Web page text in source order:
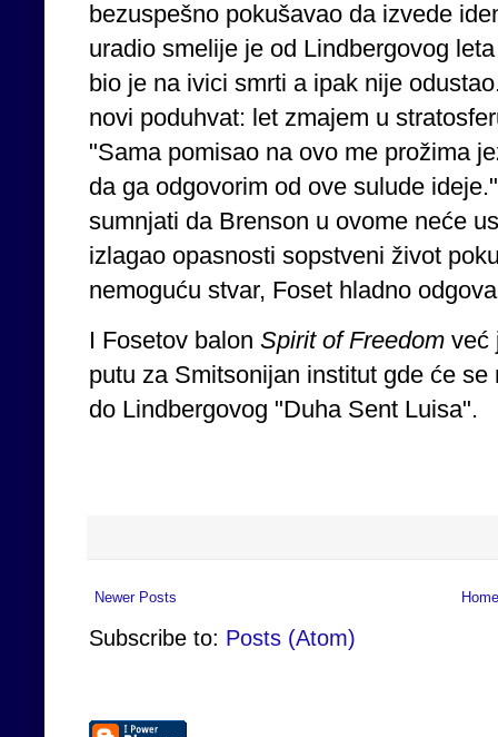
bezuspešno pokušavao da izvede
uradio smelije je od Lindbergovog
bio je na ivici smrti a ipak nije
novi poduhvat: let zmajem u
"Sama pomisao na ovo me prožima
da ga odgovorim od ove sulude
sumnjati da Brenson u ovome neće
izlagao opasnosti sopstveni život
nemoguću stvar, Foset hladno
I Fosetov balon Spirit of Freedom već
putu za Smitsonijan institut gde će
do Lindbergovog "Duha Sent Luisa".
Newer Posts Home
Subscribe to: Posts (Atom)